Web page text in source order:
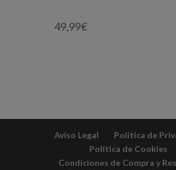
49,99€
Aviso Legal
Política de
Política de Cookies
Condiciones de Compra y